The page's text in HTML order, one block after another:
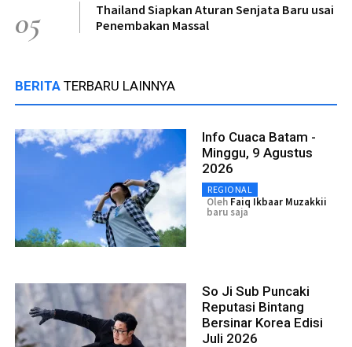
05
Thailand Siapkan Aturan Senjata Baru usai
Penembakan Massal
BERITA TERBARU LAINNYA
Info Cuaca Batam -
Minggu, 9 Agustus
2026
REGIONAL
Oleh Faiq Ikbaar Muzakkii
baru saja
So Ji Sub Puncaki
Reputasi Bintang
Bersinar Korea Edisi
Juli 2026